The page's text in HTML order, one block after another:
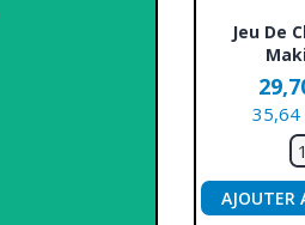

Jeu De
35,64
AJOUTER